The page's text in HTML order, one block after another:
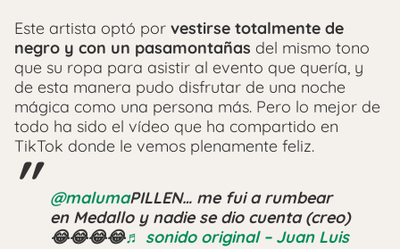
Este artista optó por vestirse totalmente de
negro y con un pasamontañas del mismo tono
que su ropa para asistir al evento que quería, y
de esta manera pudo disfrutar de una noche
mágica como una persona más. Pero lo mejor de
todo ha sido el vídeo que ha compartido en
TikTok donde le vemos plenamente feliz.
@malumaPILLEN… me fui a rumbear
en Medallo y nadie se dio cuenta (creo)
😂😂😂😂♬ sonido original – Juan Luis